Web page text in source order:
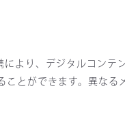
より、デジタルコンテ
ことができます。異な